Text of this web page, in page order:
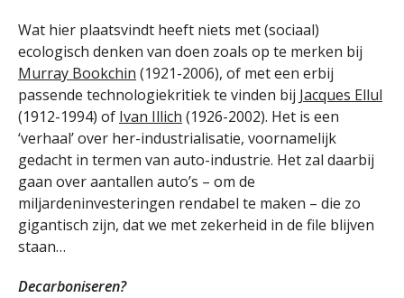
Wat hier plaatsvindt heeft niets met (sociaal)
ecologisch denken van doen zoals op te merken bij
Murray Bookchin (1921-2006), of met een erbij
passende technologiekritiek te vinden bij Jacques Ellul
(1912-1994) of Ivan Illich (1926-2002). Het is een
‘verhaal’ over her-industrialisatie, voornamelijk
gedacht in termen van auto-industrie. Het zal daarbij
gaan over aantallen auto’s – om de
miljardeninvesteringen rendabel te maken – die zo
gigantisch zijn, dat we met zekerheid in de file blijven
staan…
Decarboniseren?